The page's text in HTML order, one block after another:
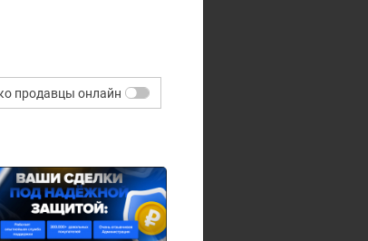
продавцы онлайн